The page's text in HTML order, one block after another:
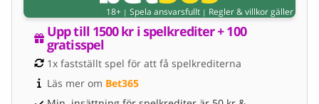
18+ | Spela ansvarsfullt | Regler & villkor gäller
Upp till 1500 kr i spelkrediter + 100
gratisspel
1x fastställt spel för att få spelkrediterna
Läs mer om Bet365